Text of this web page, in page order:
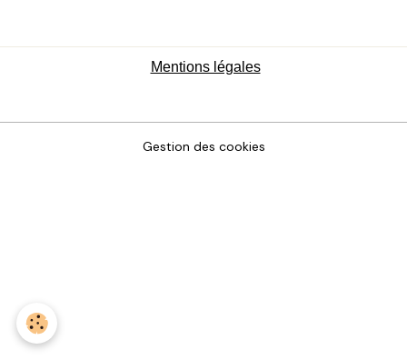
Mentions légales
Gestion des cookies